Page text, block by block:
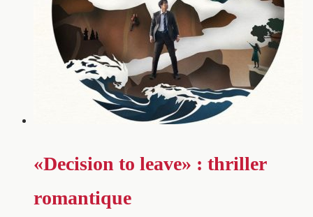
«Decision to leave» : thriller
romantique